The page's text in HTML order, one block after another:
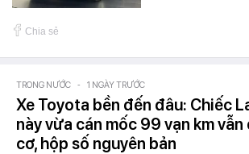
Chia sẻ
TRONG NƯỚC - 1 NGÀY TRƯỚC
Xe Toyota bền đến đâu: Chiếc
này vừa cán mốc 99 vạn km
cơ, hộp số nguyên bản